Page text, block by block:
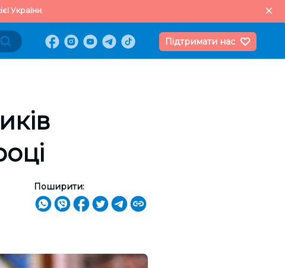
України.
Підтримати нас
Поширити: